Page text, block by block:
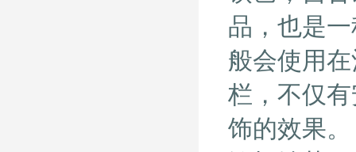
品，也是
般会使用
栏，不仅
饰的效果。